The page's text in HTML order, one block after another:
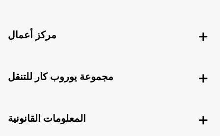
مركز أعمال
مجموعة يوروب كار للتنقل
المعلومات القانونية